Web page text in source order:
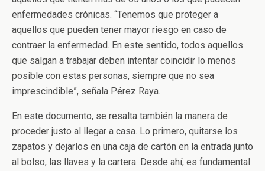
enfermedades crónicas. “Tenemos que proteger a
aquellos que pueden tener mayor riesgo en caso de
contraer la enfermedad. En este sentido, todos aquellos
que salgan a trabajar deben intentar coincidir lo menos
posible con estas personas, siempre que no sea
imprescindible”, señala Pérez Raya.
En este documento, se resalta también la manera de
proceder justo al llegar a casa. Lo primero, quitarse los
zapatos y dejarlos en una caja de cartón en la entrada junto
al bolso, las llaves y la cartera. Desde ahí, es fundamental